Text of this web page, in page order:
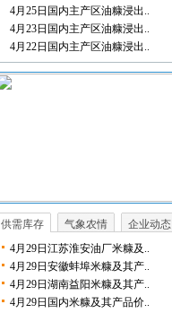
4月25日国内主产区油糠浸出..
4月23日国内主产区油糠浸出..
4月22日国内主产区油糠浸出..
供需库存 气象农情
企业动态
4月29日江苏淮安油厂米糠及..
4月29日安徽蚌埠米糠及其产..
4月29日湖南益阳米糠及其产..
4月29日国内米糠及其产品价..